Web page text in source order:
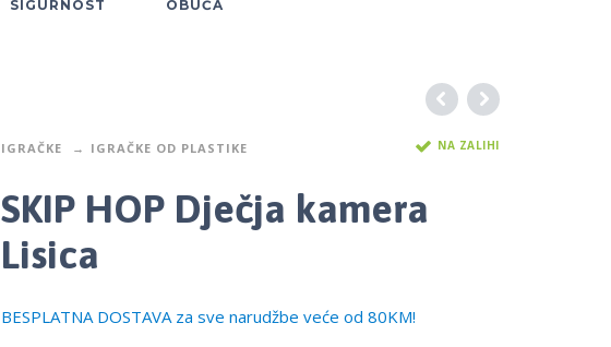
SIGURNOST
OBUĆA
IGRAČKE IGRAČKE OD PLASTIKE NA ZALIHI
SKIP HOP Dječja kamera
Lisica
BESPLATNA DOSTAVA za sve narudžbe veće od 80KM!